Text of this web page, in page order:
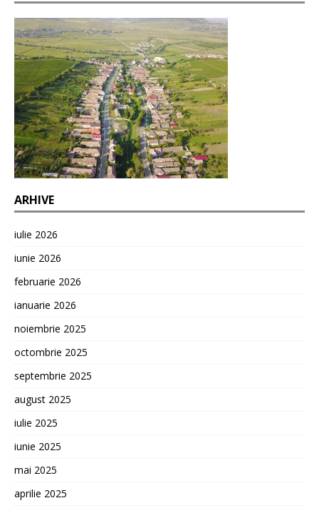
ARHIVE
iulie 2026
iunie 2026
februarie 2026
ianuarie 2026
noiembrie 2025
octombrie 2025
septembrie 2025
august 2025
iulie 2025
iunie 2025
mai 2025
aprilie 2025